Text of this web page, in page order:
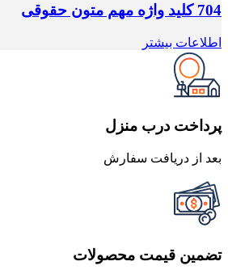
704 کلید واژه مهم متون حقوقی
اطلاعات بیشتر
پرداخت درب منزل
بعد از دریافت سفارش
تضمین قیمت محصولات